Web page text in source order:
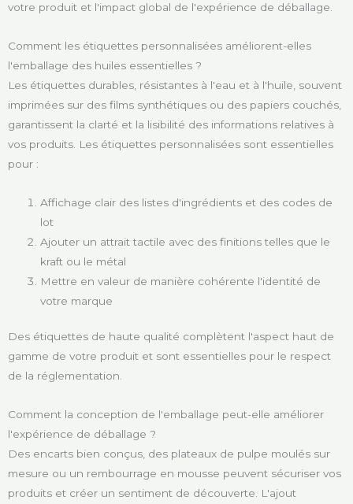
votre produit et l'impact global de l'expérience de déballage.
Comment les étiquettes personnalisées améliorent-elles
l'emballage des huiles essentielles ?
Les étiquettes durables, résistantes à l'eau et à l'huile, souvent
imprimées sur des films synthétiques ou des papiers couchés,
garantissent la clarté et la lisibilité des informations relatives à
vos produits. Les étiquettes personnalisées sont essentielles
pour :
Affichage clair des listes d'ingrédients et des codes de
lot
Ajouter un attrait tactile avec des finitions telles que le
kraft ou le métal
Mettre en valeur de manière cohérente l'identité de
votre marque
Des étiquettes de haute qualité complètent l'aspect haut de
gamme de votre produit et sont essentielles pour le respect
de la réglementation.
Comment la conception de l'emballage peut-elle améliorer
l'expérience de déballage ?
Des encarts bien conçus, des plateaux de pulpe moulés sur
mesure ou un rembourrage en mousse peuvent sécuriser vos
produits et créer un sentiment de découverte. L'ajout